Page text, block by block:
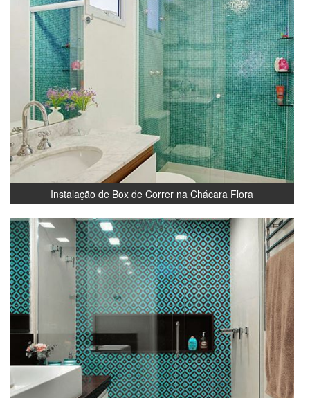
Instalação de Box de Correr na Chácara Flora